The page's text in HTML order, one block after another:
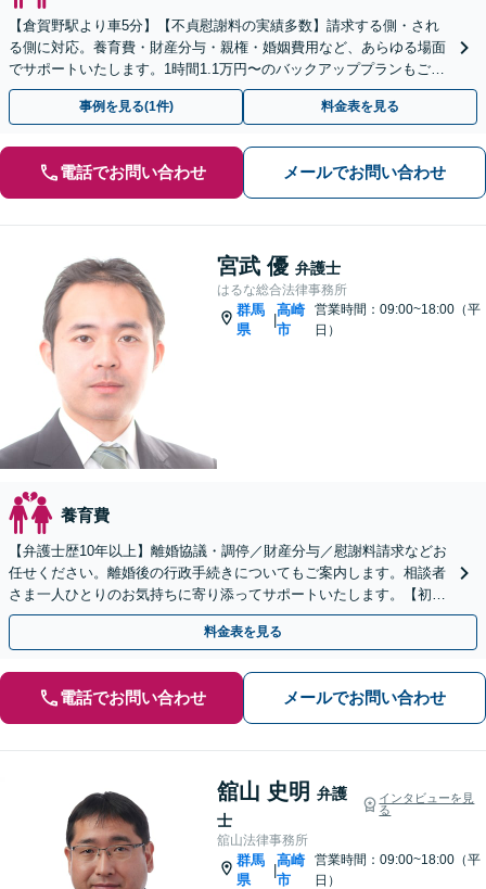
【倉賀野駅より車5分】【不貞慰謝料の実績多数】請求する側・され
る側に対応。養育費・財産分与・親権・婚姻費用など、あらゆる場面
でサポートいたします。1時間1.1万円〜のバックアッププランもご用
意【ビデオ面談や事前予約で時間外面談可】
事例を見る(1件) 料金表を見る
電話でお問い合わせ メールでお問い合わせ
宮武 優 弁護士
はるな総合法律事務所
群馬
県
|
高崎
市
営業時間：09:00~18:00（平
日）
養育費
【弁護士歴10年以上】離婚協議・調停／財産分与／慰謝料請求などお
任せください。離婚後の行政手続きについてもご案内します。相談者
さま一人ひとりのお気持ちに寄り添ってサポートいたします。【初回
相談無料】【電話相談可】
料金表を見る
電話でお問い合わせ メールでお問い合わせ
舘山 史明 弁護
士
インタビューを見
る
舘山法律事務所
群馬
県
|
高崎
市
営業時間：09:00~18:00（平
日）